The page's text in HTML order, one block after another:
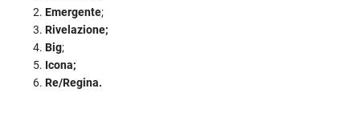
Emergente;
Rivelazione;
Big;
Icona;
Re/Regina.